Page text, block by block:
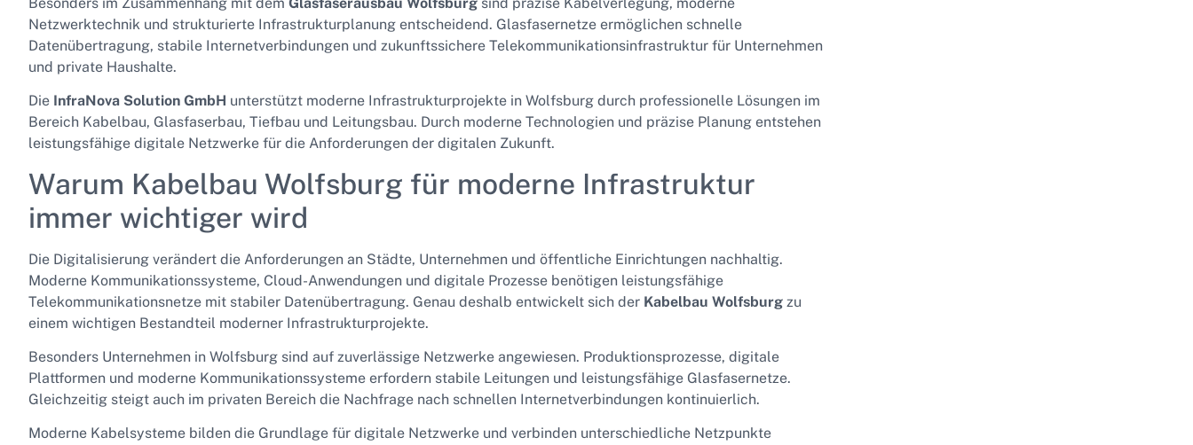
Netzwerktechnik und strukturierte Infrastrukturplanung entscheidend. Glasfasernetze ermöglichen schnelle
Datenübertragung, stabile Internetverbindungen und zukunftssichere Telekommunikationsinfrastruktur für Unternehmen
und private Haushalte.
Die InfraNova Solution GmbH unterstützt moderne Infrastrukturprojekte in Wolfsburg durch professionelle Lösungen im
Bereich Kabelbau, Glasfaserbau, Tiefbau und Leitungsbau. Durch moderne Technologien und präzise Planung entstehen
leistungsfähige digitale Netzwerke für die Anforderungen der digitalen Zukunft.
Warum Kabelbau Wolfsburg für moderne Infrastruktur
immer wichtiger wird
Die Digitalisierung verändert die Anforderungen an Städte, Unternehmen und öffentliche Einrichtungen nachhaltig.
Moderne Kommunikationssysteme, Cloud-Anwendungen und digitale Prozesse benötigen leistungsfähige
Telekommunikationsnetze mit stabiler Datenübertragung. Genau deshalb entwickelt sich der Kabelbau Wolfsburg zu
einem wichtigen Bestandteil moderner Infrastrukturprojekte.
Besonders Unternehmen in Wolfsburg sind auf zuverlässige Netzwerke angewiesen. Produktionsprozesse, digitale
Plattformen und moderne Kommunikationssysteme erfordern stabile Leitungen und leistungsfähige Glasfasernetze.
Gleichzeitig steigt auch im privaten Bereich die Nachfrage nach schnellen Internetverbindungen kontinuierlich.
Moderne Kabelsysteme bilden die Grundlage für digitale Netzwerke und verbinden unterschiedliche Netzpunkte